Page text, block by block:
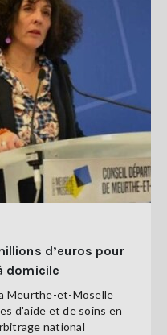
d’euros pour
domicile
Meurthe-et-Moselle
d'aide et de soins en
national